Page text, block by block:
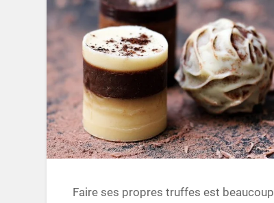
Faire ses propres truffes est beaucoup